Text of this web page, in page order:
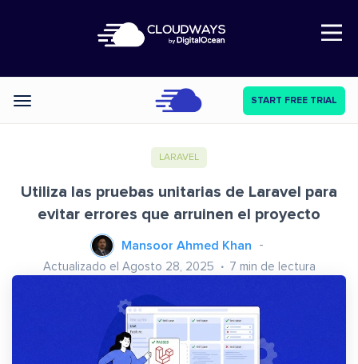
Open Nav
Categories START FREE TRIAL
LARAVEL
Utiliza las pruebas unitarias de Laravel para
evitar errores que arruinen el proyecto
Mansoor Ahmed Khan
Actualizado el Agosto 28, 2025 7 min de lectura